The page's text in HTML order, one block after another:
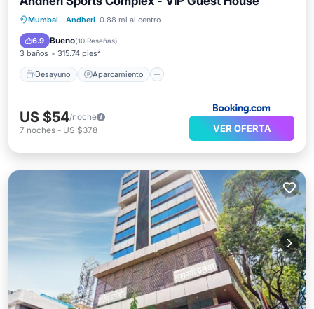
Mumbai · Andheri 0.88 mi al centro
6.9 Bueno(10 Reseñas)
3 baños 315.74 pies²
Desayuno Aparcamiento
Desayuno
Aparcamiento
Balcón/Terraza
US $54/noche
7 noches - US $378 VER OFERTA